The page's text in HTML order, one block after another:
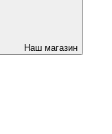
Наш магазин